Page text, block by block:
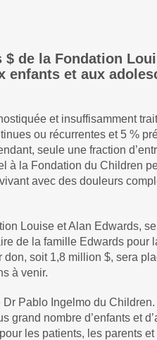
de la Fondation
enfants et aux
et insuffisamment
ou récurrentes et 5 %
seule une fraction
à la Fondation du Children
avec des douleurs
Louise et Alan Edwards,
de la famille Edwards pour
don, soit 1,8 million $, sera
à venir.
Pablo Ingelmo du
grand nombre d’enfants et
les patients, les parents